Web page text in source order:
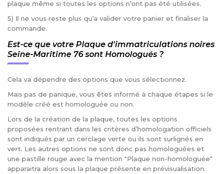
plaque même si toutes les options n’ont pas été utilisées.
5) Il ne vous reste plus qu’a valider votre panier et finaliser la
commande.
Est-ce que votre Plaque d'immatriculations noires
Seine-Maritime 76 sont Homologués ?
Cela va dépendre des options que vous sélectionnez.
Mais pas de panique, vous êtes informé à chaque étapes si le
modèle créé est homologuée ou non.
Lors de la création de la plaque, toutes les options
proposées rentrant dans les critères d’homologation officiels
sont indiqués par un cerclage verte ou ils sont surlignés en
vert. Les autres options ne sont donc pas homologuées et
une pastille rouge avec la mention "Plaque non-homologuée"
apparaitra alors sous la plaque présente en prévisualisation.